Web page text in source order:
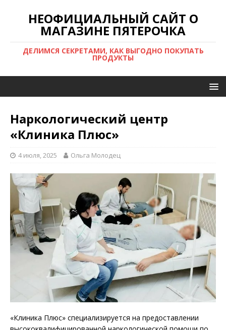
НЕОФИЦИАЛЬНЫЙ САЙТ О
МАГАЗИНЕ ПЯТЕРОЧКА
ДЕЛИМСЯ СЕКРЕТАМИ, КАК ВЫГОДНО ПОКУПАТЬ
ПРОДУКТЫ
Наркологический центр
«Клиника Плюс»
4 июля, 2025 Ольга Молодец
«Клиника Плюс» специализируется на предоставлении